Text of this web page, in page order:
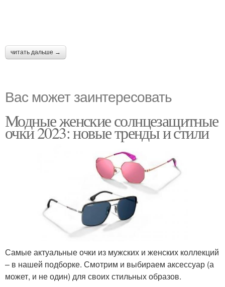
читать дальше →
Вас может заинтересовать
Модные женские солнцезащитные
очки 2023: новые тренды и стили
Самые актуальные очки из мужских и женских коллекций
– в нашей подборке. Смотрим и выбираем аксессуар (а
может, и не один) для своих стильных образов.